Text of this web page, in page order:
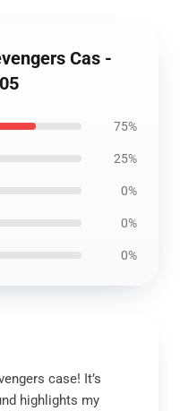
Cas -
75%
25%
0%
0%
0%
case! It’s
highlights my